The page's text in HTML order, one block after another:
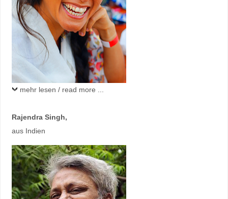
mehr lesen / read more ...
Rajendra Singh,
aus Indien